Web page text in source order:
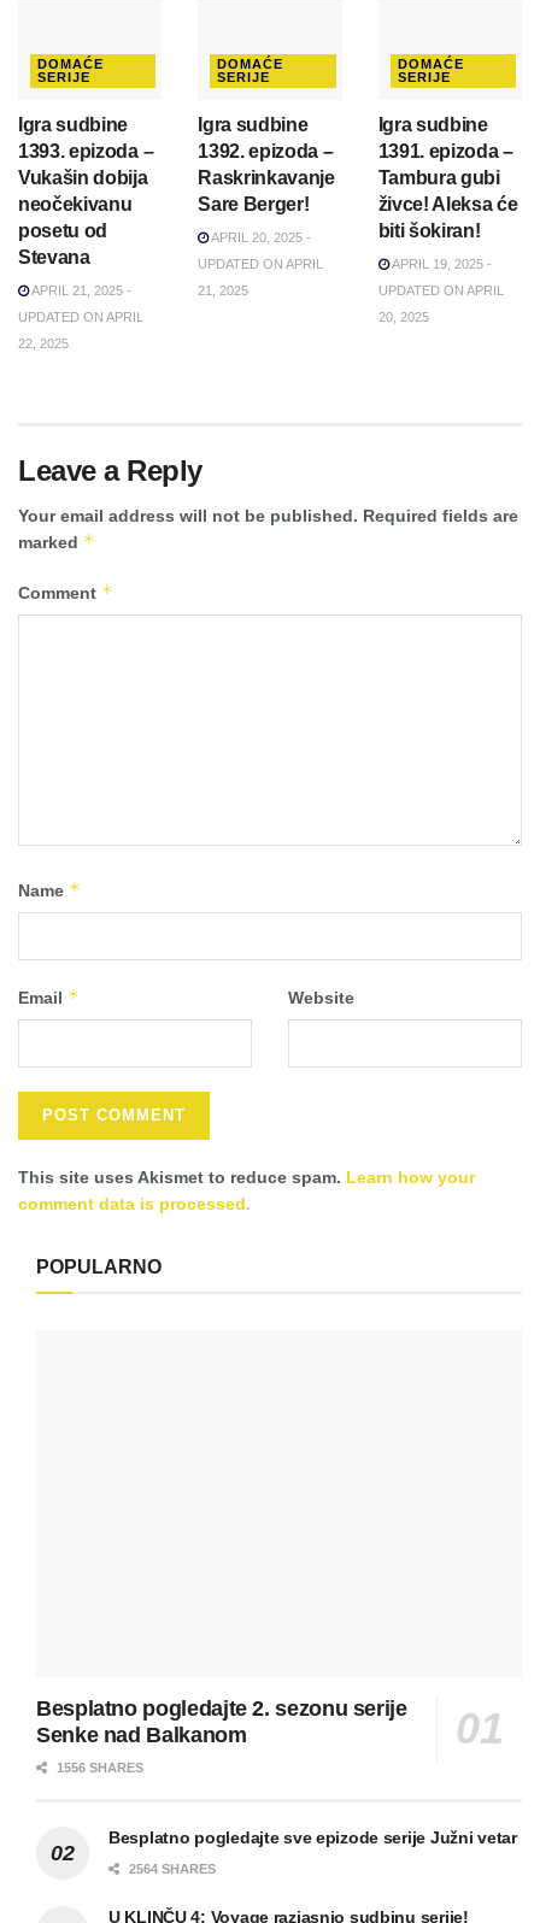
DOMAĆE
SERIJE
Igra sudbine
1393. epizoda –
Vukašin dobija
neočekivanu
posetu od
Stevana
APRIL 21, 2025 -
UPDATED ON APRIL
22, 2025
DOMAĆE
SERIJE
Igra sudbine
1392. epizoda –
Raskrinkavanje
Sare Berger!
APRIL 20, 2025 -
UPDATED ON APRIL
21, 2025
DOMAĆE
SERIJE
Igra sudbine
1391. epizoda –
Tambura gubi
živce! Aleksa će
biti šokiran!
APRIL 19, 2025 -
UPDATED ON APRIL
20, 2025
Leave a Reply
Your email address will not be published. Required fields are
marked *
Comment *
Name *
Email * Website
This site uses Akismet to reduce spam. Learn how your
comment data is processed.
POPULARNO
Besplatno pogledajte 2. sezonu serije
Senke nad Balkanom
1556 SHARES
Besplatno pogledajte sve epizode serije Južni vetar
2564 SHARES
U KLINČU 4: Voyage razjasnio sudbinu serije!